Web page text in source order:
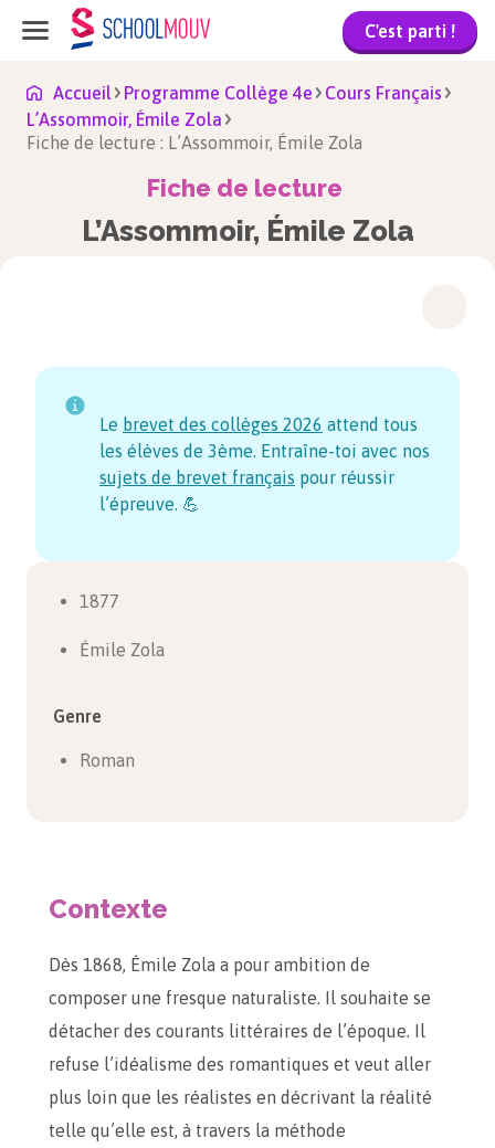
C'est parti !
Accueil Programme Collège 4e
Cours Français
L’Assommoir, Émile Zola
Fiche de lecture : L’Assommoir, Émile Zola
Fiche de lecture
L’Assommoir, Émile Zola
Le brevet des collèges 2026 attend tous
les élèves de 3ème. Entraîne-toi avec nos
sujets de brevet français pour réussir
l’épreuve. 💪
1877
Émile Zola
Genre
Roman
Contexte
Dès 1868, Émile Zola a pour ambition de
composer une fresque naturaliste. Il souhaite se
détacher des courants littéraires de l’époque. Il
refuse l’idéalisme des romantiques et veut aller
plus loin que les réalistes en décrivant la réalité
telle qu’elle est, à travers la méthode